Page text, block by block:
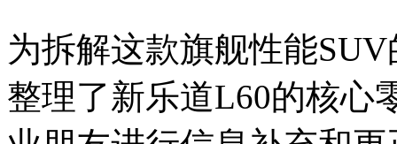
为拆解这款旗舰性能
整理了新乐道L60的核心